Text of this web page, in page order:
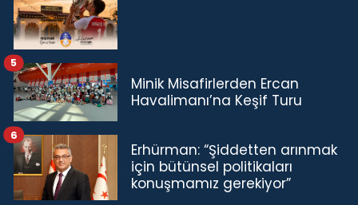
Minik Misafirlerden Ercan
Havalimanı’na Keşif Turu
5
Erhürman: “Şiddetten arınmak
için bütünsel politikaları
konuşmamız gerekiyor”
6